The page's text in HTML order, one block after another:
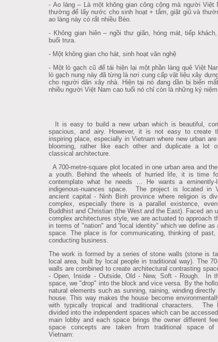
- Ao làng – Là một không gian công cộng mà người Việt
thường để lấy nước cho sinh hoạt + tắm, giặt giũ và
ao làng này có rất nhiều Bèo.
- Không gian hiên – ngồi thư giãn, hóng mát, tiếp
buổi trưa.
- Một không gian cho hát, sinh hoạt văn nghệ
- Một lò gạch cũ để tái hiện lại một phần làng quê Việt
lò gạch nung này đã từng là nơi cung cấp vật liệu xây
cho người dân xây nhà. Hiện tại nó đang dần bị biến
nhiều người Việt Nam cao tuổi nó chỉ còn là những kỷ
It is easy to build a new urban which is beautiful,
spacious, and airy. However, it is not easy to create
inspiring place, especially in Vietnam where new urban
blooming, rather like each other and duplicate a lot
classical architecture.
A 700-metre-square plot located in one urban area and
a youth. Behind the wheels of hurried life, it is time
contemplate what he needs ... He wants a eminently-
indigenous-nuances space. The project is located in
ancient capital - Ninh Binh province where religion is
complex, especially there is a parallel existence,
Buddhist and Christian (the West and the East). Faced an
complex architectures style, we are actuated to approach
in terms of "nation" and “local identity” which we define as
space. The place is for communicating, thinking of past,
conducting business.
The work is formed by a series of stone walls (stone is
local area, built by local people in traditional way). The
walls are combined to create architectural contrasting
- Open, Inside - Outside, Old - New, Soft - Rough. In
space, we "drop" into the block and vice versa. By the
natural elements such as sunning, raining, winding directly
house. This way makes the house become
with typically tropical and traditional characters. The
divided into the independent spaces which can be
main lobby and each space brings the owner different
space concepts are taken from traditional space of
Vietnam: